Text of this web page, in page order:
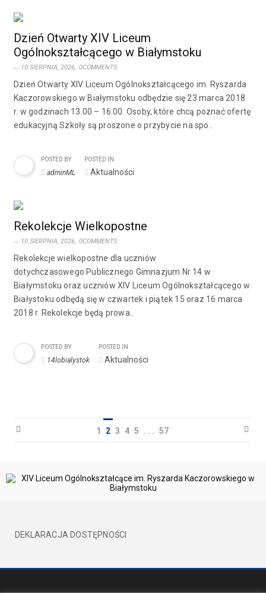
Dzień Otwarty XIV Liceum
Ogólnokształcącego w Białymstoku
10 SIERPNIA, 2026, 0COMMENTS
Dzień Otwarty XIV Liceum Ogólnokształcącego im. Ryszarda
Kaczorowskiego w Białymstoku odbędzie się 23 marca 2018
r. w godzinach 13.00 – 16.00. Osoby, które chcą poznać ofertę
edukacyjną Szkoły są proszone o przybycie na spo..
POSTED BY
adminML
POSTED IN
Aktualności
Rekolekcje Wielkopostne
10 SIERPNIA, 2026, 0COMMENTS
Rekolekcje wielkopostne dla uczniów
dotychczasowego Publicznego Gimnazjum Nr 14 w
Białymstoku oraz uczniów XIV Liceum Ogólnokształcącego w
Białystoku odbędą się w czwartek i piątek 15 oraz 16 marca
2018 r. Rekolekcje będą prowa..
POSTED BY
14lobialystok
POSTED IN
Aktualności
1 2 3 4 5 . . . 57
DEKLARACJA DOSTĘPNOŚCI